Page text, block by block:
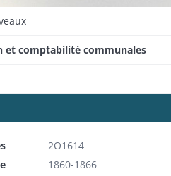
et comptabilité communales
2O1614
1860-1866